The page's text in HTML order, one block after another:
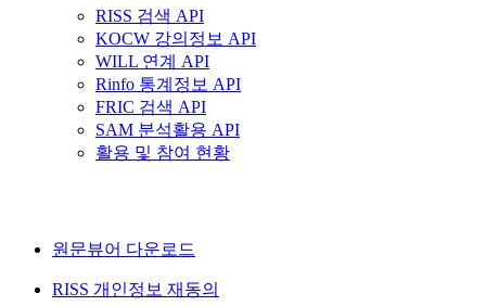
RISS 검색 API
KOCW 강의정보 API
WILL 연계 API
Rinfo 통계정보 API
FRIC 검색 API
SAM 분석활용 API
활용 및 참여 현황
원문뷰어 다운로드
RISS 개인정보 재동의